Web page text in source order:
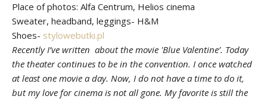
Place of photos: Alfa Centrum, Helios cinema
Sweater, headband, leggings- H&M
Shoes- stylowebutki.pl
Recently I’ve written about the movie 'Blue Valentine’. Today
the theater continues to be in the convention. I once watched
at least one movie a day. Now, I do not have a time to do it,
but my love for cinema is not all gone. My favorite is still the